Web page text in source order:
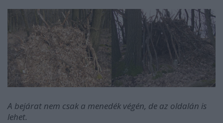
A bejárat nem csak a menedék végén, de az oldalán is
lehet.